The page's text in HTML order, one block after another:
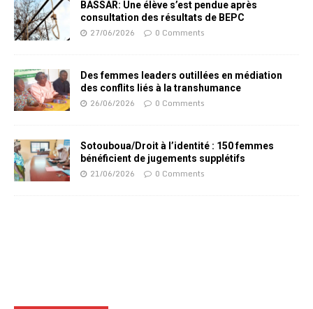
BASSAR: Une élève s’est pendue après
consultation des résultats de BEPC
27/06/2026 0 Comments
Des femmes leaders outillées en médiation
des conflits liés à la transhumance
26/06/2026 0 Comments
Sotouboua/Droit à l’identité : 150 femmes
bénéficient de jugements supplétifs
21/06/2026 0 Comments